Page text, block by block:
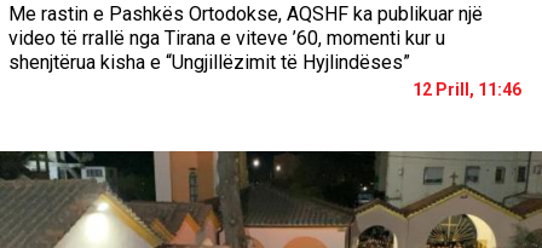
Me rastin e Pashkës Ortodokse, AQSHF ka publikuar një
video të rrallë nga Tirana e viteve ’60, momenti kur u
shenjtërua kisha e “Ungjillëzimit të Hyjlindëses”
12 Prill, 11:46